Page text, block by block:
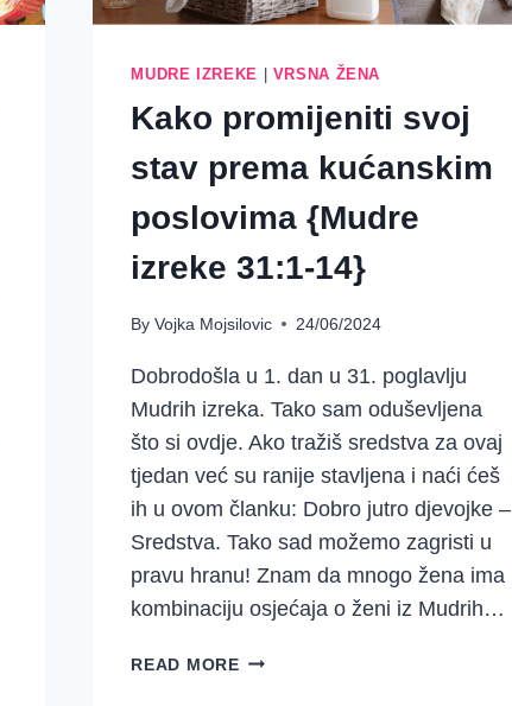
MUDRE IZREKE VRSNA ŽENA
Kako promijeniti svoj
stav prema kućanskim
poslovima {Mudre
izreke 31:1-14}
By Vojka Mojsilovic 24/06/2024
Dobrodošla u 1. dan u 31. poglavlju
Mudrih izreka. Tako sam oduševljena
što si ovdje. Ako tražiš sredstva za ovaj
tjedan već su ranije stavljena i naći ćeš
ih u ovom članku: Dobro jutro djevojke –
Sredstva. Tako sad možemo zagristi u
pravu hranu! Znam da mnogo žena ima
kombinaciju osjećaja o ženi iz Mudrih…
READ MOREKAKO